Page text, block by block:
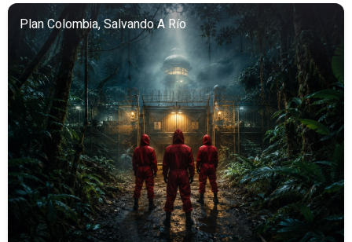
Plan Colombia, Salvando A Río